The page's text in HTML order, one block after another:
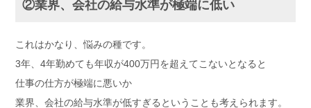
②業界、会社の給与水準が極端に低い
これはかなり、悩みの種です。
3年、4年勤めても年収が400万円を超えてこないとなると
仕事の仕方が極端に悪いか
業界、会社の給与水準が低すぎるということも考えられます。